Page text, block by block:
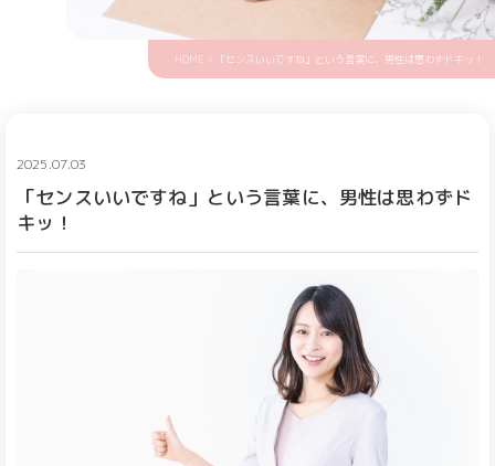
HOME > 「センスいいですね」という言葉に、男性は思わずドキッ！
2025.07.03
「センスいいですね」という言葉に、男性は思わずド
キッ！